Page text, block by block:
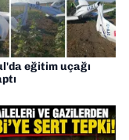
eğitim uçağı